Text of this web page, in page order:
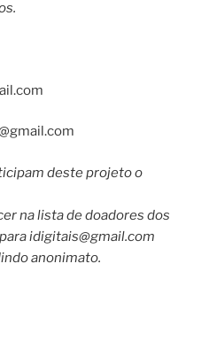
deste projeto o
na lista de doadores dos
idigitais@gmail.com
anonimato.